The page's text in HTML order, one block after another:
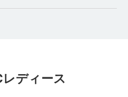
ディース